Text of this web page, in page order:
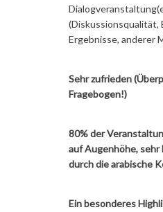
(Diskussionsqualität,
Ergebnisse, anderer
Sehr zufrieden
Fragebogen!)
80% der
auf Augenhöhe,
durch die arabische
Ein besonderes